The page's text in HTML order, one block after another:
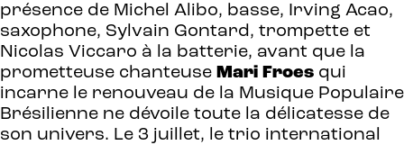
présence de Michel Alibo, basse, Irving Acao,
saxophone, Sylvain Gontard, trompette et
Nicolas Viccaro à la batterie, avant que la
prometteuse chanteuse Mari Froes qui
incarne le renouveau de la Musique Populaire
Brésilienne ne dévoile toute la délicatesse de
son univers. Le 3 juillet, le trio international